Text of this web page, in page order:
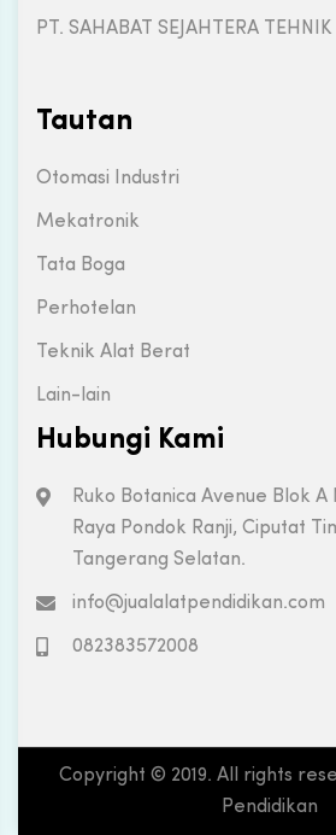
PT. SAHABAT SEJAHTERA TEHNIK
Tautan
Otomasi Industri
Mekatronik
Tata Boga
Perhotelan
Teknik Alat Berat
Lain-lain
Hubungi Kami
Ruko Botanica Avenue Blok A
Raya Pondok Ranji, Ciputat
Tangerang Selatan.
info@jualalatpendidikan.com
082383572008
Copyright © 2019. All rights
Pendidikan